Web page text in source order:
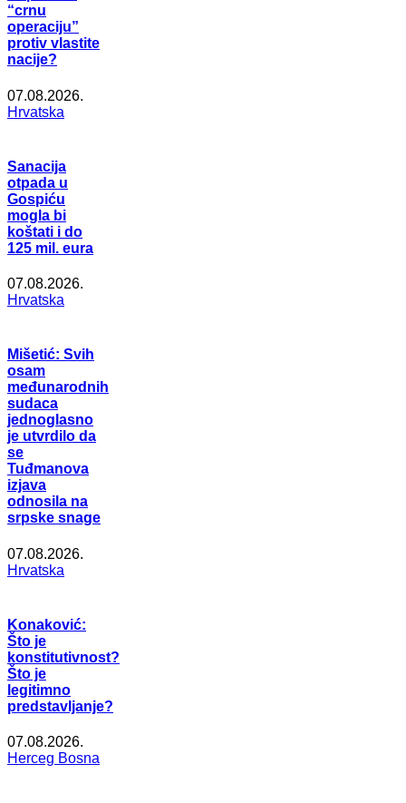
“crnu
operaciju”
protiv vlastite
nacije?
07.08.2026.
Hrvatska
Sanacija
otpada u
Gospiću
mogla bi
koštati i do
125 mil. eura
07.08.2026.
Hrvatska
Mišetić: Svih
osam
međunarodnih
sudaca
jednoglasno
je utvrdilo da
se
Tuđmanova
izjava
odnosila na
srpske snage
07.08.2026.
Hrvatska
Konaković:
Što je
konstitutivnost?
Što je
legitimno
predstavljanje?
07.08.2026.
Herceg Bosna